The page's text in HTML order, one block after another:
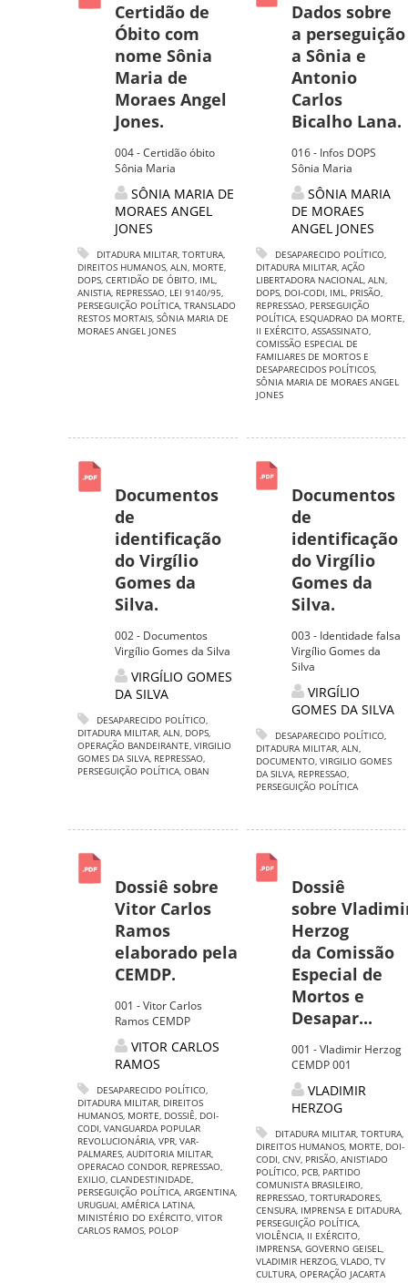
Certidão de
Óbito com
nome Sônia
Maria de
Moraes Angel
Jones.
004 - Certidão óbito
Sônia Maria
SÔNIA MARIA DE
MORAES ANGEL
JONES
DITADURA MILITAR, TORTURA,
DIREITOS HUMANOS, ALN, MORTE,
DOPS, CERTIDÃO DE ÓBITO, IML,
ANISTIA, REPRESSAO, LEI 9140/95,
PERSEGUIÇÃO POLÍTICA, TRANSLADO
RESTOS MORTAIS, SÔNIA MARIA DE
MORAES ANGEL JONES
Dados sobre
a perseguição
a Sônia e
Antonio
Carlos
Bicalho Lana.
016 - Infos DOPS
Sônia Maria
SÔNIA MARIA
DE MORAES
ANGEL JONES
DESAPARECIDO POLÍTICO,
DITADURA MILITAR, AÇÃO
LIBERTADORA NACIONAL, ALN,
DOPS, DOI-CODI, IML, PRISÃO,
REPRESSAO, PERSEGUIÇÃO
POLÍTICA, ESQUADRAO DA MORTE,
II EXÉRCITO, ASSASSINATO,
COMISSÃO ESPECIAL DE
FAMILIARES DE MORTOS E
DESAPARECIDOS POLÍTICOS,
SÔNIA MARIA DE MORAES ANGEL
JONES
Documentos
de
identificação
do Virgílio
Gomes da
Silva.
002 - Documentos
Virgílio Gomes da Silva
VIRGÍLIO GOMES
DA SILVA
DESAPARECIDO POLÍTICO,
DITADURA MILITAR, ALN, DOPS,
OPERAÇÃO BANDEIRANTE, VIRGILIO
GOMES DA SILVA, REPRESSAO,
PERSEGUIÇÃO POLÍTICA, OBAN
Documentos
de
identificação
do Virgílio
Gomes da
Silva.
003 - Identidade falsa
Virgílio Gomes da
Silva
VIRGÍLIO
GOMES DA SILVA
DESAPARECIDO POLÍTICO,
DITADURA MILITAR, ALN,
DOCUMENTO, VIRGILIO GOMES
DA SILVA, REPRESSAO,
PERSEGUIÇÃO POLÍTICA
Dossiê sobre
Vitor Carlos
Ramos
elaborado pela
CEMDP.
001 - Vitor Carlos
Ramos CEMDP
VITOR CARLOS
RAMOS
DESAPARECIDO POLÍTICO,
DITADURA MILITAR, DIREITOS
HUMANOS, MORTE, DOSSIÊ, DOI-
CODI, VANGUARDA POPULAR
REVOLUCIONÁRIA, VPR, VAR-
PALMARES, AUDITORIA MILITAR,
OPERACAO CONDOR, REPRESSAO,
EXILIO, CLANDESTINIDADE,
PERSEGUIÇÃO POLÍTICA, ARGENTINA,
URUGUAI, AMÉRICA LATINA,
MINISTÉRIO DO EXÉRCITO, VITOR
CARLOS RAMOS, POLOP
Dossiê
sobre
Herzog
da Comissão
Especial de
Mortos e
Desapar...
001 - Vladimir Herzog
CEMDP 001
VLADIMIR
HERZOG
DITADURA MILITAR, TORTURA,
DIREITOS HUMANOS, MORTE, DOI-
CODI, CNV, PRISÃO, ANISTIADO
POLÍTICO, PCB, PARTIDO
COMUNISTA BRASILEIRO,
REPRESSAO, TORTURADORES,
CENSURA, IMPRENSA E DITADURA,
PERSEGUIÇÃO POLÍTICA,
VIOLÊNCIA, II EXÉRCITO,
IMPRENSA, GOVERNO GEISEL,
VLADIMIR HERZOG, VLADO, TV
CULTURA, OPERAÇÃO JACARTA